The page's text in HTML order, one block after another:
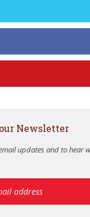
Newsletter
updates and to hear